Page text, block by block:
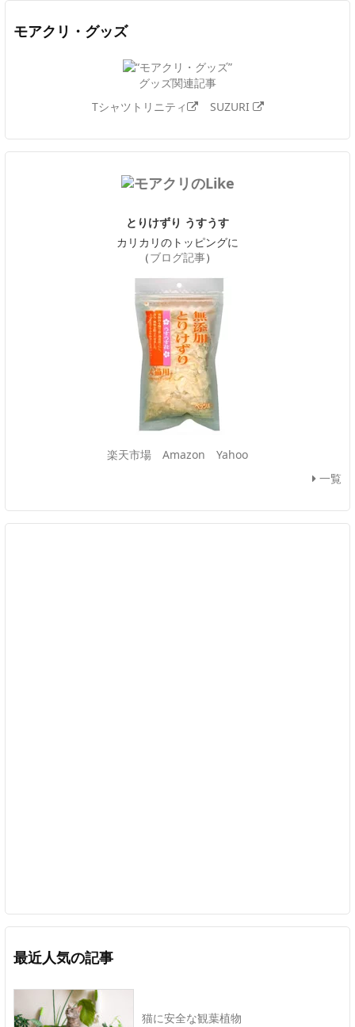
モアクリ・グッズ
グッズ関連記事
Tシャツトリニティ
SUZURI
とりけずり うすうす
カリカリのトッピングに
（ブログ記事）
楽天市場 Amazon
Yahoo
一覧
最近人気の記事
猫に安全な観葉植物